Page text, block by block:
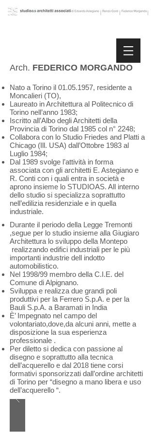
Arch. FEDERICO MORGANDO
Nato a Torino il 01.05.1957, residente a
Moncalieri (TO),
Laureato in Architettura al Politecnico di
Torino nell’anno 1983;
Iscritto all’Albo degli Architetti della
Provincia di Torino dal 1985 col n° 2248;
Collabora con lo Studio Friedes and Platti a
Chicago (Ill. USA) dall’Ottobre 1983 al
Luglio 1984;
Dal 1989 svolge l’attività in forma
associata con gli architetti E. Astegiano e
R. Conti con i quali entra in società e
aprono insieme lo STUDIOAS. All interno
dello studio si specializza soprattutto
nell’edilizia residenziale e in quella
industriale.
Durante il periodo della Legge Tremonti
,segue per lo studio insieme alla Giugiaro
Architettura lo sviluppo della Montepo
realizzando edifici industriali per le più
importanti industrie dell indotto
automobilistico.
Nel 1998/99 membro della C.I.E. del
Comune di Alpignano.
Sviluppa e realizza due grandi poli
produttivi per la Ferrero S.p.A. e per la
Bauli S.p.A. a Baramati in India
È’ Impegnato nel campo del
volontariato,dove,da alcuni anni, mette a
disposizione la sua esperienza
professionale .
Per diletto si dedica con passione al
disegno e soprattutto alla tecnica
dell’acquerello e dal 2018 tiene corsi
formativi sponsorizzati dall’ordine architetti
di Torino per “disegno a mano libera e uso
dell’acquerello “.